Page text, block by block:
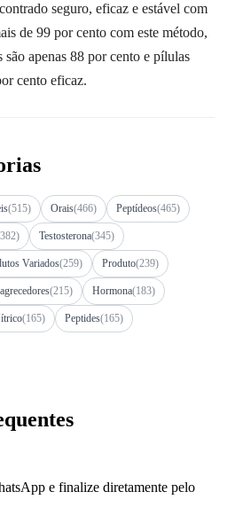
seguro, eficaz e estável com
de 99 por cento com este método,
são apenas 88 por cento e pílulas
cento eficaz.
(515) Orais(466) Peptídeos(465)
Testosterona(345)
Variados(259) Produto(239)
(215) Hormona(183)
(165) Peptides(165)
e finalize diretamente pelo